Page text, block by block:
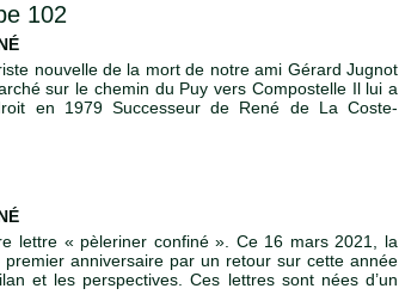
102
nouvelle de la mort de notre ami Gérard Jugnot
sur le chemin du Puy vers Compostelle Il lui a
en 1979 Successeur de René de La Coste-
lettre « pèleriner confiné ». Ce 16 mars 2021, la
anniversaire par un retour sur cette année
et les perspectives. Ces lettres sont nées d’un